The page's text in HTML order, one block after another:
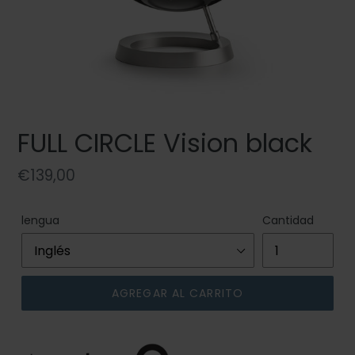
FULL CIRCLE Vision black
Precio
€139,00
lengua Cantidad
AGREGAR AL CARRITO